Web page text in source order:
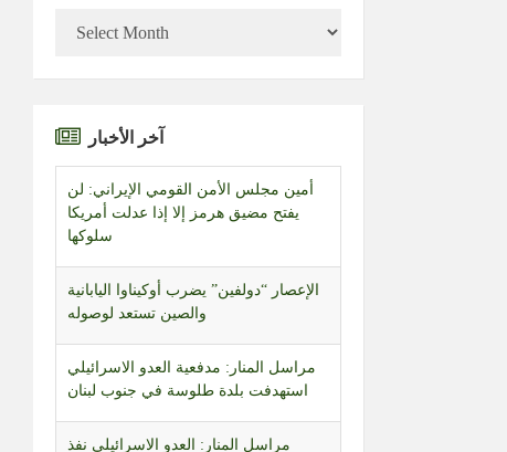
آخر الأخبار
أمين مجلس الأمن القومي الإيراني: لن
يفتح مضيق هرمز إلا إذا عدلت أمريكا
سلوكها
الإعصار “دولفين” يضرب أوكيناوا اليابانية
والصين تستعد لوصوله
مراسل المنار: مدفعية العدو الاسرائيلي
استهدفت بلدة طلوسة في جنوب لبنان
مراسل المنار: العدو الاسرائيلي نفذ